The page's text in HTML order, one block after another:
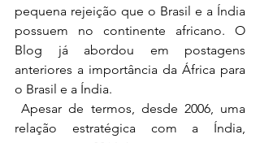
pequena rejeição que o Brasil e a Índia
possuem no continente africano. O
Blog já abordou em postagens
anteriores a importância da África para
o Brasil e a Índia.
Apesar de termos, desde 2006, uma
relação estratégica com a Índia,